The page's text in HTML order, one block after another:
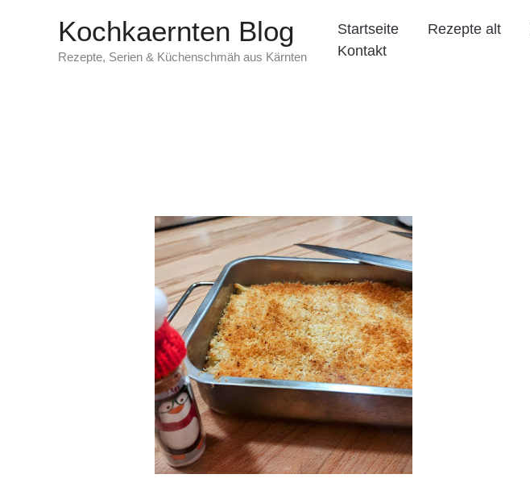
Kochkaernten Blog
Rezepte, Serien & Küchenschmäh aus Kärnten
Startseite Rezepte alt
Kontakt